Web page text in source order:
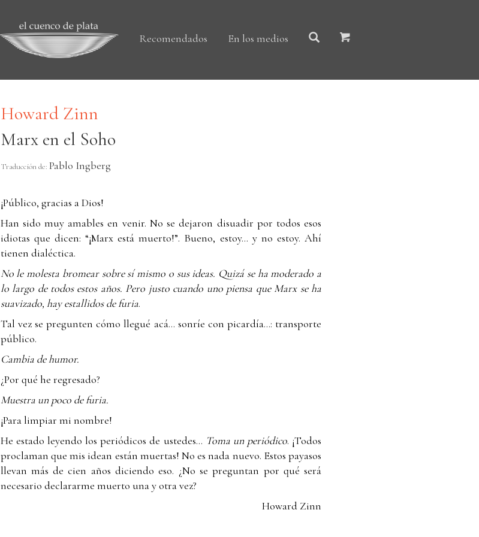
Recomendados En los medios
Howard Zinn
Marx en el Soho
Traducción de: Pablo Ingberg
¡Público, gracias a Dios!
Han sido muy amables en venir. No se dejaron disuadir por todos esos
idiotas que dicen: “¡Marx está muerto!”. Bueno, estoy... y no estoy. Ahí
tienen dialéctica.
No le molesta bromear sobre sí mismo o sus ideas. Quizá se ha moderado a
lo largo de todos estos años. Pero justo cuando uno piensa que Marx se ha
suavizado, hay estallidos de furia.
Tal vez se pregunten cómo llegué acá... sonríe con picardía...: transporte
público.
Cambia de humor.
¿Por qué he regresado?
Muestra un poco de furia.
¡Para limpiar mi nombre!
He estado leyendo los periódicos de ustedes... Toma un periódico. ¡Todos
proclaman que mis idean están muertas! No es nada nuevo. Estos payasos
llevan más de cien años diciendo eso. ¿No se preguntan por qué será
necesario declararme muerto una y otra vez?
Howard Zinn